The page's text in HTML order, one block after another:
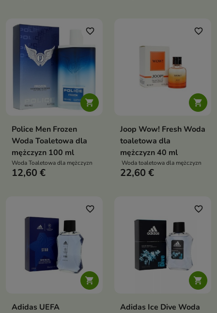
pioruna

favorite_border
Police Men Frozen
Woda Toaletowa dla
mężczyzn 100 ml
Woda Toaletowa dla mężczyzn
12,60 €

favorite_border
Joop Wow! Fresh Woda
toaletowa dla
mężczyzn 40 ml
Woda toaletowa dla mężczyzn
22,60 €

favorite_border
Adidas UEFA

favorite_border
Adidas Ice Dive Woda